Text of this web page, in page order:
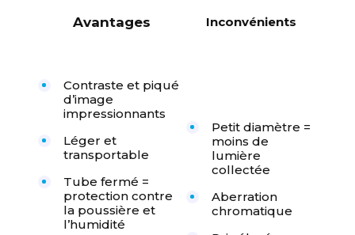
Avantages Inconvénients
Contraste et piqué
d’image
impressionnants
Léger et
transportable
Tube fermé =
protection contre
la poussière et
l’humidité
Petit diamètre =
moins de
lumière
collectée
Aberration
chromatique